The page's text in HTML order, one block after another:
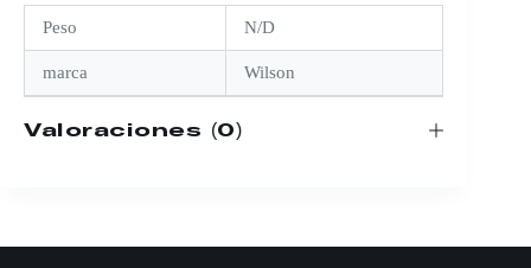
Peso N/D
marca Wilson
Valoraciones (0)